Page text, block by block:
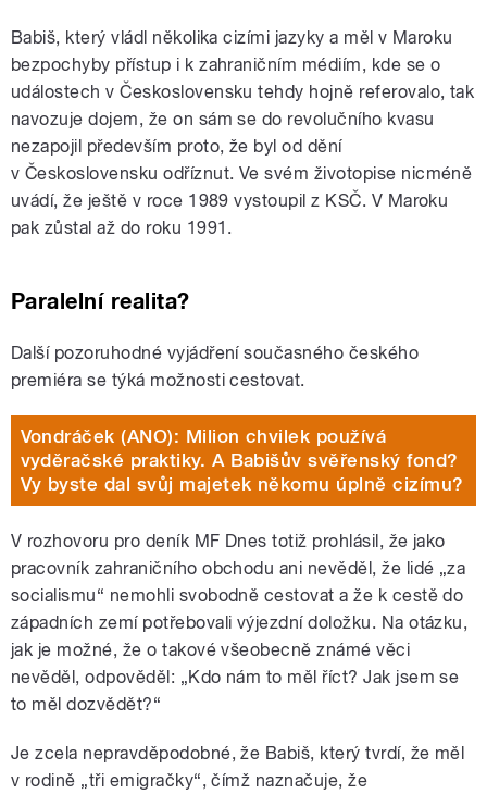
Babiš, který vládl několika cizími jazyky a měl v Maroku
bezpochyby přístup i k zahraničním médiím, kde se o
událostech v Československu tehdy hojně referovalo, tak
navozuje dojem, že on sám se do revolučního kvasu
nezapojil především proto, že byl od dění
v Československu odříznut. Ve svém životopise nicméně
uvádí, že ještě v roce 1989 vystoupil z KSČ. V Maroku
pak zůstal až do roku 1991.
Paralelní realita?
Další pozoruhodné vyjádření současného českého
premiéra se týká možnosti cestovat.
Vondráček (ANO): Milion chvilek používá
vyděračské praktiky. A Babišův svěřenský fond?
Vy byste dal svůj majetek někomu úplně cizímu?
V rozhovoru pro deník MF Dnes totiž prohlásil, že jako
pracovník zahraničního obchodu ani nevěděl, že lidé „za
socialismu“ nemohli svobodně cestovat a že k cestě do
západních zemí potřebovali výjezdní doložku. Na otázku,
jak je možné, že o takové všeobecně známé věci
nevěděl, odpověděl: „Kdo nám to měl říct? Jak jsem se
to měl dozvědět?“
Je zcela nepravděpodobné, že Babiš, který tvrdí, že měl
v rodině „tři emigračky“, čímž naznačuje, že